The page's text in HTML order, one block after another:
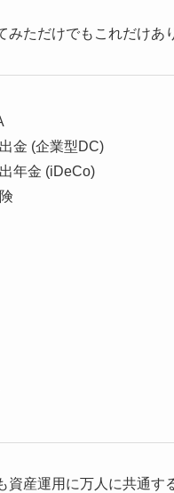
みただけでもこれだけあ
金 (企業型DC)
年金 (iDeCo)
資産運用に万人に共通す